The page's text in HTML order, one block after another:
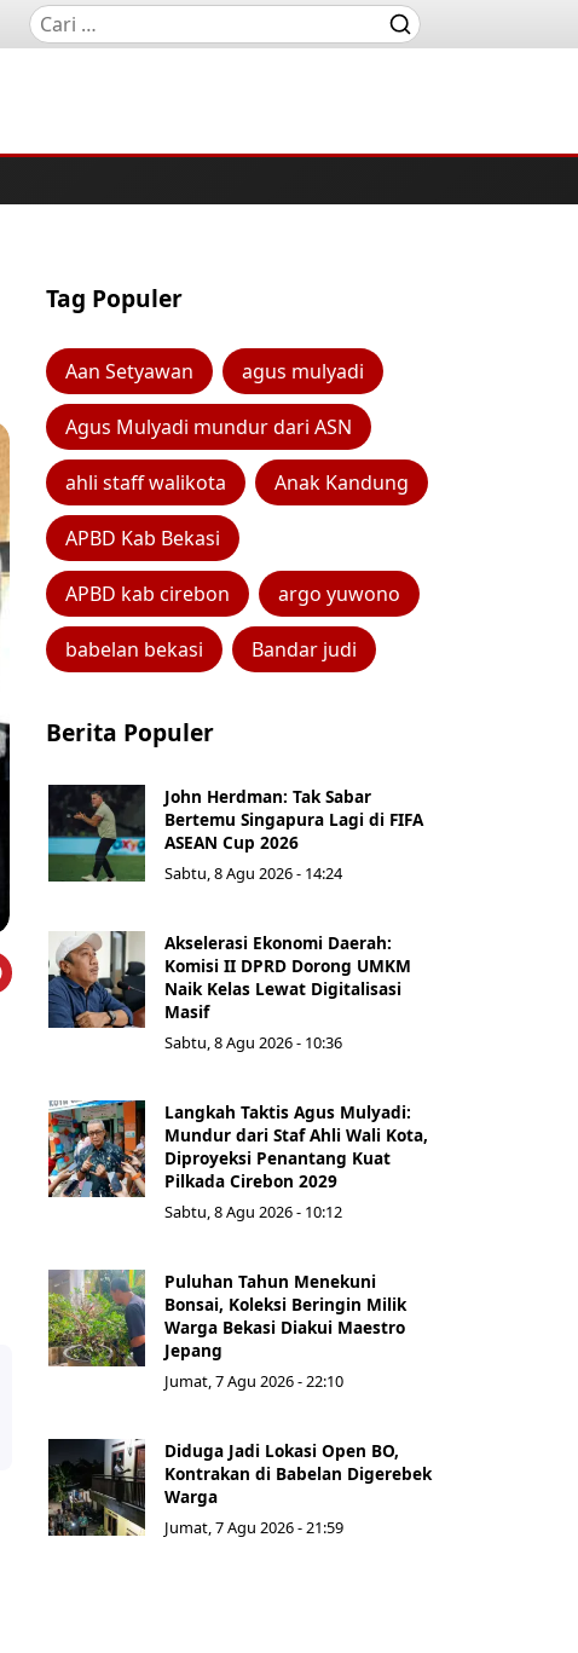
Tag Populer
Aan Setyawan agus mulyadi
Agus Mulyadi mundur dari ASN
ahli staff walikota Anak Kandung
APBD Kab Bekasi
APBD kab cirebon argo yuwono
babelan bekasi Bandar judi
Berita Populer
John Herdman: Tak Sabar
Bertemu Singapura Lagi di FIFA
ASEAN Cup 2026
Sabtu, 8 Agu 2026 - 14:24
Akselerasi Ekonomi Daerah:
Komisi II DPRD Dorong UMKM
Naik Kelas Lewat Digitalisasi
Masif
Sabtu, 8 Agu 2026 - 10:36
Langkah Taktis Agus Mulyadi:
Mundur dari Staf Ahli Wali Kota,
Diproyeksi Penantang Kuat
Pilkada Cirebon 2029
Sabtu, 8 Agu 2026 - 10:12
Puluhan Tahun Menekuni
Bonsai, Koleksi Beringin Milik
Warga Bekasi Diakui Maestro
Jepang
Jumat, 7 Agu 2026 - 22:10
Diduga Jadi Lokasi Open BO,
Kontrakan di Babelan Digerebek
Warga
Jumat, 7 Agu 2026 - 21:59